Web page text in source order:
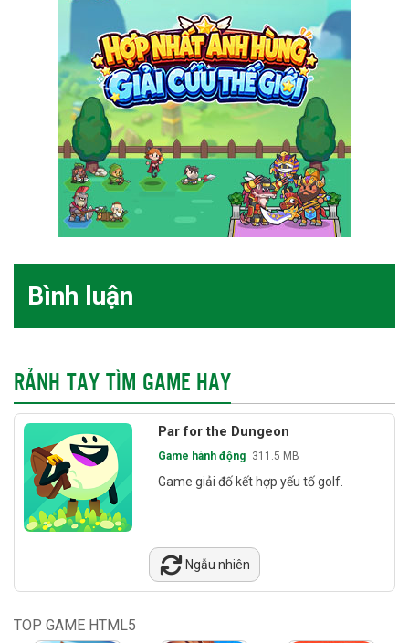
Bình luận
RẢNH TAY TÌM GAME HAY
Par for the Dungeon
Game hành động 311.5 MB
Game giải đố kết hợp yếu tố golf.
Ngẫu nhiên
TOP GAME HTML5